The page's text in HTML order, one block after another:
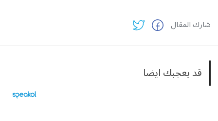
شارك المقال
قد يعجبك ايضا